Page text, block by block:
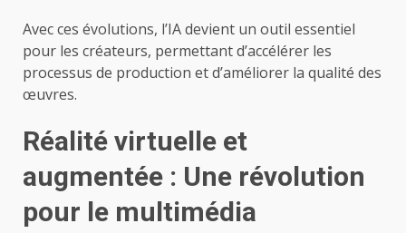
Avec ces évolutions, l’IA devient un outil essentiel
pour les créateurs, permettant d’accélérer les
processus de production et d’améliorer la qualité des
œuvres.
Réalité virtuelle et
augmentée : Une révolution
pour le multimédia